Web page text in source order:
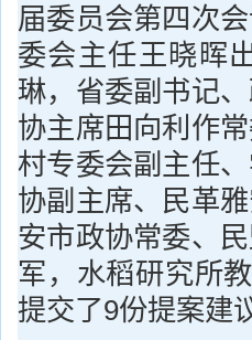
届委员会第四次
委会主任王晓晖
琳，省委副书记
协主席田向利作
村专委会副主任
协副主席、民革
安市政协常委、
军，水稻研究所
提交了9份提案建